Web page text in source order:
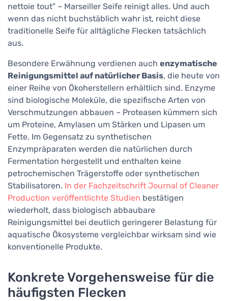
nettoie tout" – Marseiller Seife reinigt alles. Und auch
wenn das nicht buchstäblich wahr ist, reicht diese
traditionelle Seife für alltägliche Flecken tatsächlich
aus.
Besondere Erwähnung verdienen auch enzymatische
Reinigungsmittel auf natürlicher Basis, die heute von
einer Reihe von Ökoherstellern erhältlich sind. Enzyme
sind biologische Moleküle, die spezifische Arten von
Verschmutzungen abbauen – Proteasen kümmern sich
um Proteine, Amylasen um Stärken und Lipasen um
Fette. Im Gegensatz zu synthetischen
Enzympräparaten werden die natürlichen durch
Fermentation hergestellt und enthalten keine
petrochemischen Trägerstoffe oder synthetischen
Stabilisatoren. In der Fachzeitschrift Journal of Cleaner
Production veröffentlichte Studien bestätigen
wiederholt, dass biologisch abbaubare
Reinigungsmittel bei deutlich geringerer Belastung für
aquatische Ökosysteme vergleichbar wirksam sind wie
konventionelle Produkte.
Konkrete Vorgehensweise für die
häufigsten Flecken